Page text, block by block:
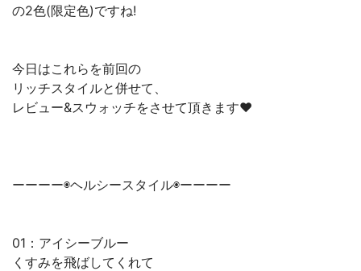
の2色(限定色)ですね!
今日はこれらを前回の
リッチスタイルと併せて、
レビュー&スウォッチをさせて頂きます❤️
ーーーー◉ヘルシースタイル◉ーーーー
01：アイシーブルー
くすみを飛ばしてくれて